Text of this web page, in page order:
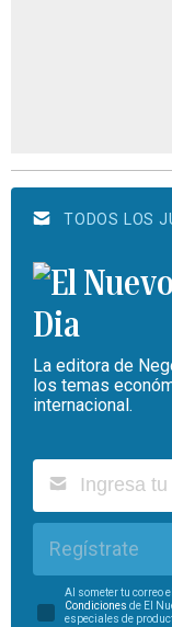
TODOS LOS
La editora de
los temas
internacional.
Regístrate
Al someter tu correo
Condiciones de El
especiales de